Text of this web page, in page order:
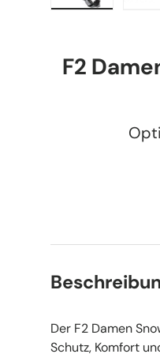
F2
Der F2 Damen
Schutz, Komfort